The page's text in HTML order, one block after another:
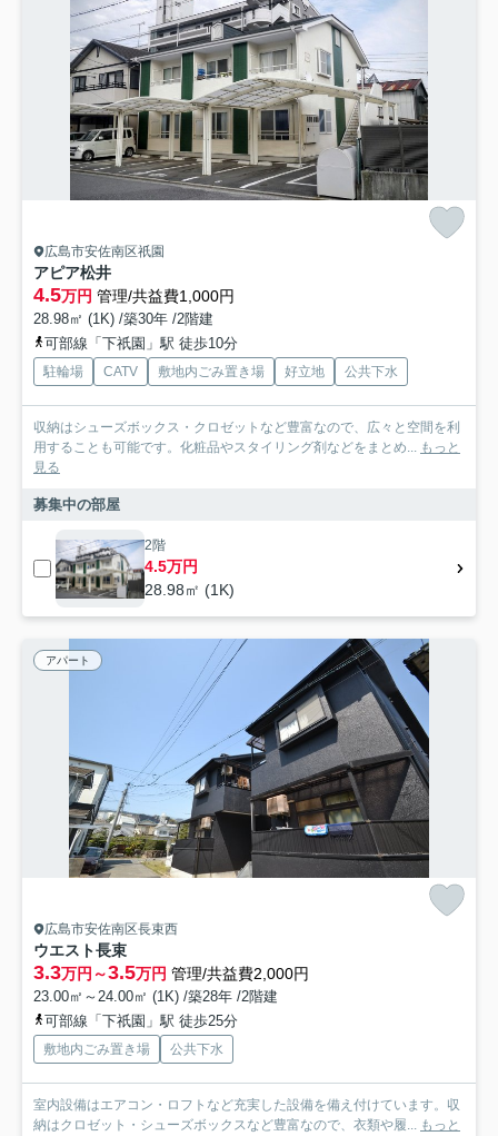
広島市安佐南区祇園
アピア松井
4.5万円 管理/共益費1,000円
28.98㎡ (1K) /築30年 /2階建
可部線「下祇園」駅 徒歩10分
駐輪場 CATV 敷地内ごみ置き場 好立地 公共下水
収納はシューズボックス・クロゼットなど豊富なので、広々と空間を利
用することも可能です。化粧品やスタイリング剤などをまとめ... もっと
見る
募集中の部屋
2階
4.5万円
28.98㎡ (1K)
アパート
広島市安佐南区長束西
ウエスト長束
3.3万円～3.5万円 管理/共益費2,000円
23.00㎡～24.00㎡ (1K) /築28年 /2階建
可部線「下祇園」駅 徒歩25分
敷地内ごみ置き場 公共下水
室内設備はエアコン・ロフトなど充実した設備を備え付けています。収
納はクロゼット・シューズボックスなど豊富なので、衣類や履... もっと